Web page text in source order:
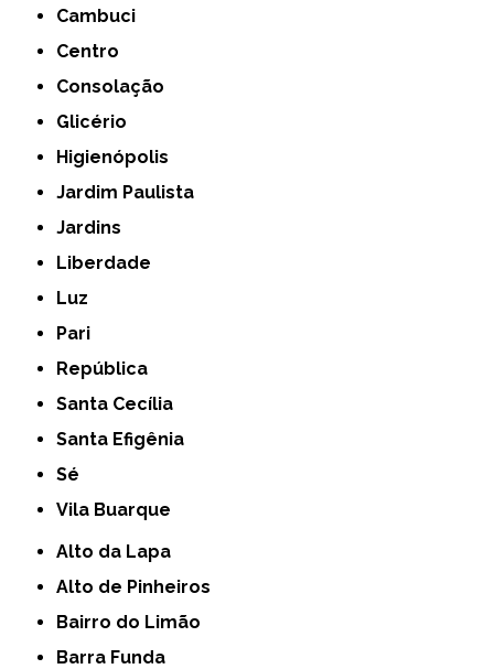
Cambuci
Centro
Consolação
Glicério
Higienópolis
Jardim Paulista
Jardins
Liberdade
Luz
Pari
República
Santa Cecília
Santa Efigênia
Sé
Vila Buarque
Alto da Lapa
Alto de Pinheiros
Bairro do Limão
Barra Funda